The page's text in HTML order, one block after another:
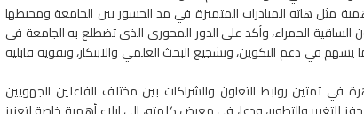
مثل هاته المبادرات المتميزة في مد الجسور بين الجامعة ومحيطها
الساقية الحمراء، وأكد على الدور المحوري الذي تضطلع به الجامعة في
في دعم التكوين، وتشجيع البحث العلمي والابتكار، وتقوية قابلية
في تمتين روابط التعاون والشراكات بين مختلف الفاعلين الجهويين